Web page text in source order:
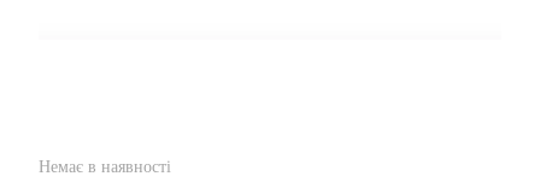
Немає в наявності